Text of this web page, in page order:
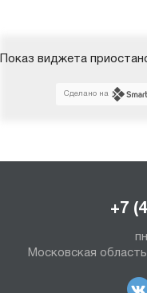
Показ виджета
Сделано на
+7
Московская